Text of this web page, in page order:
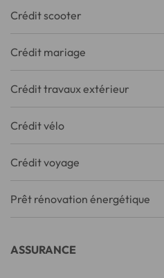
Crédit scooter
Crédit mariage
Crédit travaux extérieur
Crédit vélo
Crédit voyage
Prêt rénovation énergétique
ASSURANCE